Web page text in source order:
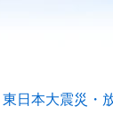
東日本大震災・